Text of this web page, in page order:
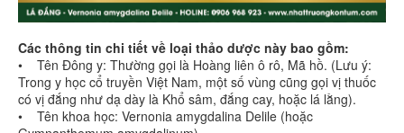
Các thông tin chi tiết về loại thảo dược này bao gồm:
• Tên Đông y: Thường gọi là Hoàng liên ô rô, Mã hồ. (Lưu ý:
Trong y học cổ truyền Việt Nam, một số vùng cũng gọi vị thuốc
có vị đắng như dạ dày là Khổ sâm, đắng cay, hoặc lá lằng).
• Tên khoa học: Vernonia amygdalina Delile (hoặc